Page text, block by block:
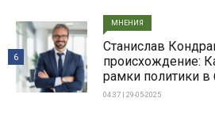
МНЕНИЯ
Станислав
происхождение:
рамки политики в
04:37 | 29-05-2025
6